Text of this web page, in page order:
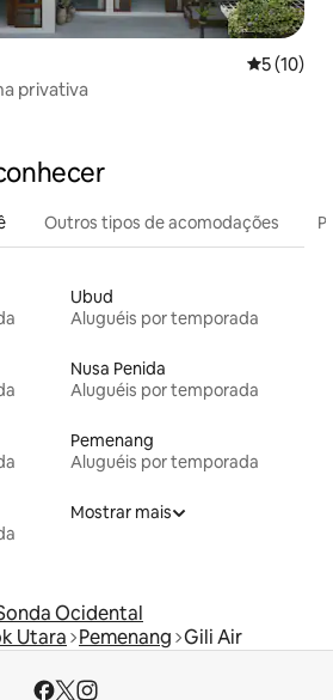
5 de uma
5 (10)
privativa
Outros tipos de acomodações
Ubud
Aluguéis por temporada
Nusa Penida
Aluguéis por temporada
Pemenang
Aluguéis por temporada
Mostrar mais
Ocidental
Utara Pemenang Gili Air